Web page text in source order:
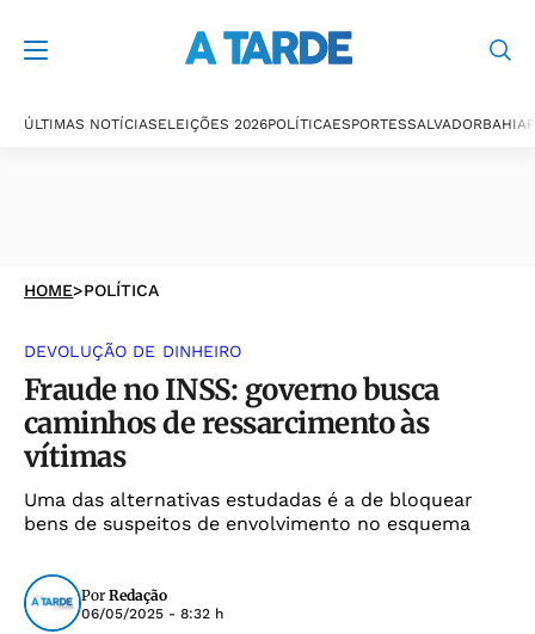
ÚLTIMAS NOTÍCIASELEIÇÕES 2026POLÍTICAESPORTESSALVADORBAHIA
HOME>POLÍTICA
DEVOLUÇÃO DE DINHEIRO
Fraude no INSS: governo busca
caminhos de ressarcimento às
vítimas
Uma das alternativas estudadas é a de bloquear
bens de suspeitos de envolvimento no esquema
Por Redação
06/05/2025 - 8:32 h